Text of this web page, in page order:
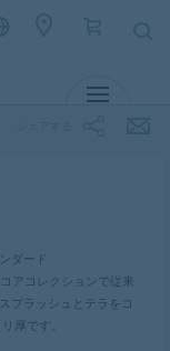
ダード
アコレクションで従来
プラッシュとテラをコ
厚です。